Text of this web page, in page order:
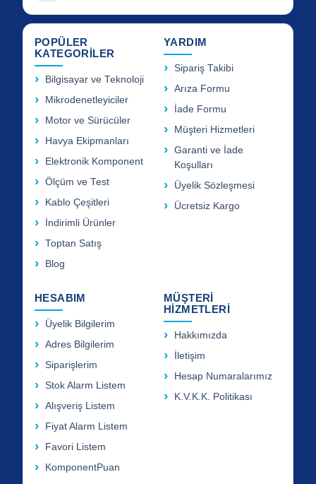
POPÜLER
KATEGORİLER
Bilgisayar ve Teknoloji
Mikrodenetleyiciler
Motor ve Sürücüler
Havya Ekipmanları
Elektronik Komponent
Ölçüm ve Test
Kablo Çeşitleri
İndirimli Ürünler
Toptan Satış
Blog
YARDIM
Sipariş Takibi
Arıza Formu
İade Formu
Müşteri Hizmetleri
Garanti ve İade
Koşulları
Üyelik Sözleşmesi
Ücretsiz Kargo
HESABIM
Üyelik Bilgilerim
Adres Bilgilerim
Siparişlerim
Stok Alarm Listem
Alışveriş Listem
Fiyat Alarm Listem
Favori Listem
KomponentPuan
MÜŞTERİ
HİZMETLERİ
Hakkımızda
İletişim
Hesap Numaralarımız
K.V.K.K. Politikası